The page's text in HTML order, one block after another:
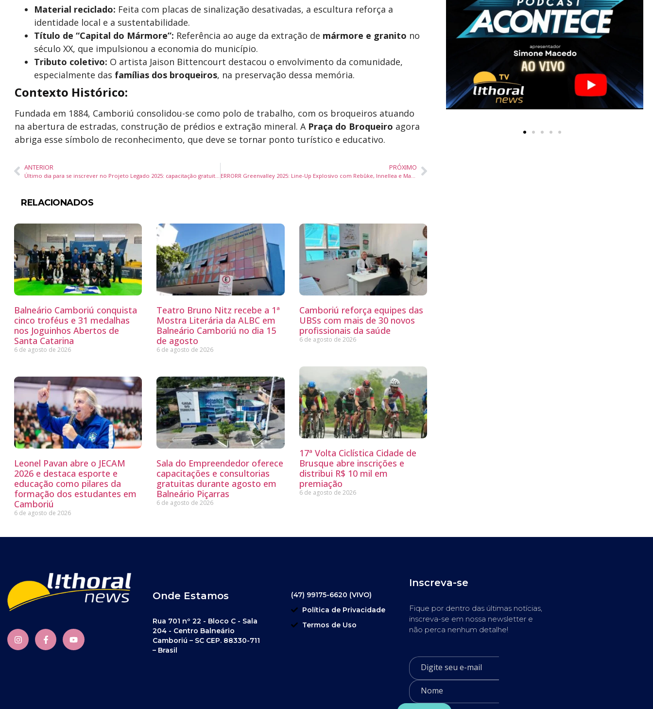
Material reciclado: Feita com placas de sinalização desativadas, a escultura reforça a
identidade local e a sustentabilidade.
Título de “Capital do Mármore”: Referência ao auge da extração de mármore e granito no
século XX, que impulsionou a economia do município.
Tributo coletivo: O artista Jaison Bittencourt destacou o envolvimento da comunidade,
especialmente das famílias dos broqueiros, na preservação dessa memória.
Contexto Histórico:
Fundada em 1884, Camboriú consolidou-se como polo de trabalho, com os broqueiros atuando
na abertura de estradas, construção de prédios e extração mineral. A Praça do Broqueiro agora
abriga esse símbolo de reconhecimento, que deve se tornar ponto turístico e educativo.
ANTERIOR PRÓXIMO
RELACIONADOS
Balneário Camboriú conquista
cinco troféus e 31 medalhas
nos Joguinhos Abertos de
Santa Catarina
6 de agosto de 2026
Teatro Bruno Nitz recebe a 1ª
Mostra Literária da ALBC em
Balneário Camboriú no dia 15
de agosto
6 de agosto de 2026
Camboriú reforça equipes das
UBSs com mais de 30 novos
profissionais da saúde
6 de agosto de 2026
Leonel Pavan abre o JECAM
2026 e destaca esporte e
educação como pilares da
formação dos estudantes em
Camboriú
6 de agosto de 2026
Sala do Empreendedor oferece
capacitações e consultorias
gratuitas durante agosto em
Balneário Piçarras
6 de agosto de 2026
17ª Volta Ciclística Cidade de
Brusque abre inscrições e
distribui R$ 10 mil em
premiação
6 de agosto de 2026
Onde Estamos
Rua 701 nº 22 - Bloco C - Sala
204 - Centro Balneário
Camboriú – SC CEP. 88330-711
– Brasil
(47) 99175-6620 (VIVO)
Política de Privacidade
Termos de Uso
Inscreva-se
Fique por dentro das últimas notícias,
inscreva-se em nossa newsletter e
não perca nenhum detalhe!